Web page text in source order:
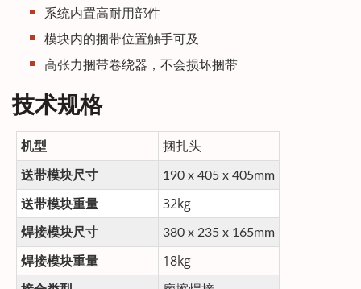
系统内置高耐用部件
模块内的捆带位置触手可及
高张力捆带卷绕器，不会损坏捆带
技术规格
机型
捆扎头
送带模块尺寸
190 x 405 x 405mm
送带模块重量
32kg
焊接模块尺寸
380 x 235 x 165mm
焊接模块重量
18kg